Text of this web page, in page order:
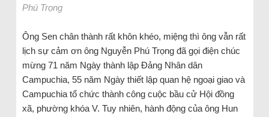
Phú Trọng
Ông Sen chân thành rất khôn khéo, miệng thì ông vẫn rất
lịch sự cảm ơn ông Nguyễn Phú Trọng đã gọi điện chúc
mừng 71 năm Ngày thành lập Đảng Nhân dân
Campuchia, 55 năm Ngày thiết lập quan hệ ngoại giao và
Campuchia tổ chức thành công cuộc bầu cử Hội đồng
xã, phường khóa V. Tuy nhiên, hành động của ông Hun